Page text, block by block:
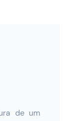
de um